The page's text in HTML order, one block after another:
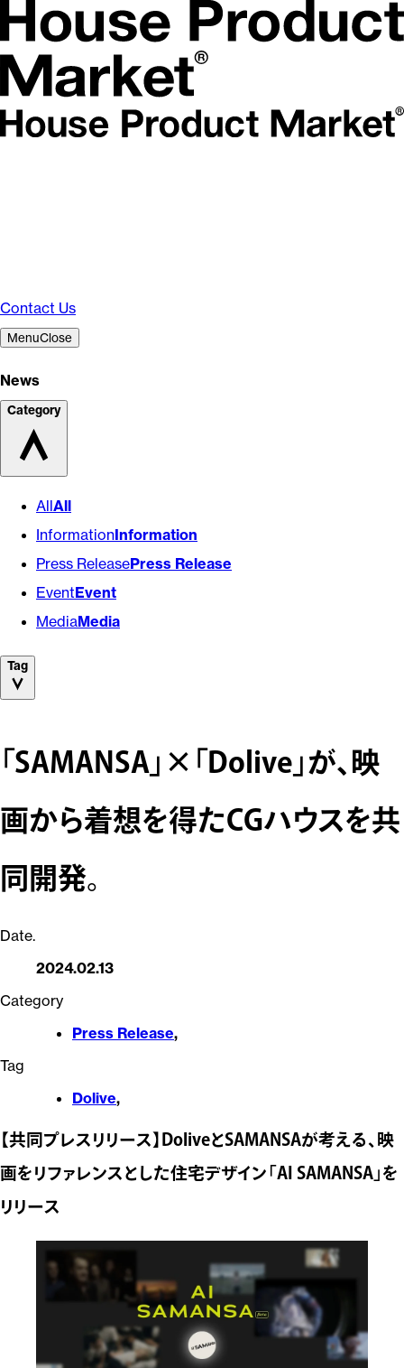
Contact Us
MenuClose
News
Category
AllAll
InformationInformation
Press ReleasePress Release
EventEvent
MediaMedia
Tag
「SAMANSA」×「Dolive」が、映
画から着想を得たCGハウスを共
同開発。
Date.
2024.02.13
Category
Press Release,
Tag
Dolive,
【共同プレスリリース】DoliveとSAMANSAが考える、映
画をリファレンスとした住宅デザイン「AI SAMANSA」を
リリース